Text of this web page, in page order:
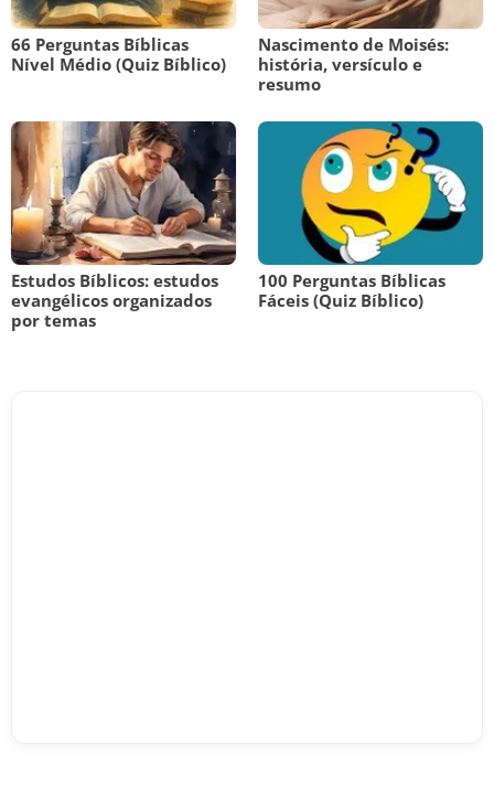
66 Perguntas Bíblicas
Nível Médio (Quiz Bíblico)
Nascimento de Moisés:
história, versículo e
resumo
Estudos Bíblicos: estudos
evangélicos organizados
por temas
100 Perguntas Bíblicas
Fáceis (Quiz Bíblico)